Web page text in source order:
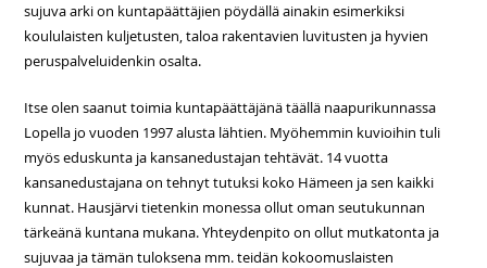
sujuva arki on kuntapäättäjien pöydällä ainakin esimerkiksi
koululaisten kuljetusten, taloa rakentavien luvitusten ja hyvien
peruspalveluidenkin osalta.
Itse olen saanut toimia kuntapäättäjänä täällä naapurikunnassa
Lopella jo vuoden 1997 alusta lähtien. Myöhemmin kuvioihin tuli
myös eduskunta ja kansanedustajan tehtävät. 14 vuotta
kansanedustajana on tehnyt tutuksi koko Hämeen ja sen kaikki
kunnat. Hausjärvi tietenkin monessa ollut oman seutukunnan
tärkeänä kuntana mukana. Yhteydenpito on ollut mutkatonta ja
sujuvaa ja tämän tuloksena mm. teidän kokoomuslaisten